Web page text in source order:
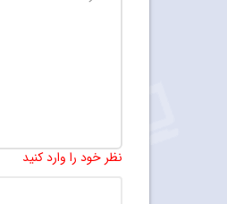
نظر خود را وارد کنید